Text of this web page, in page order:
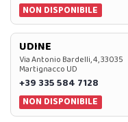
NON DISPONIBILE
UDINE
Via Antonio Bardelli, 4, 33035
Martignacco UD
+39 335 584 7128
NON DISPONIBILE